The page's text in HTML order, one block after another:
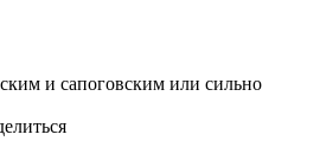
и сапоговским или сильно